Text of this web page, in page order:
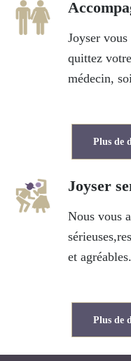
Joyser
quittez
médecin,
Plus de
Joyser
Nous vous
et agréables.
Plus de